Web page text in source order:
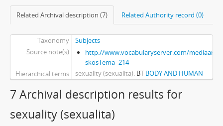
Related Archival description (7) Related Authority record (0)
Taxonomy
Subjects
Source note(s)
http://www.vocabularyserver.com/mediaart/
skosTema=214
Hierarchical terms
sexuality (sexualita) BT BODY AND HUMAN
7 Archival description results for
sexuality (sexualita)